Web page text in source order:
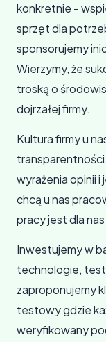
konkretnie -
sprzęt dla
sponsorujemy
Wierzymy, że
troską o
dojrzałej firmy.
Kultura firmy u
wyrażenia opinii i
chcą u nas
pracy jest dla
Inwestujemy w
technologie,
zaproponujemy
testowy gdzie
weryfikowany